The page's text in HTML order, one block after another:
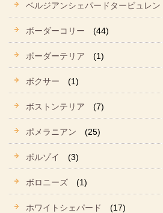
ベルジアンシェパードタービュレン
ボーダーコリー (44)
ボーダーテリア (1)
ボクサー (1)
ボストンテリア (7)
ポメラニアン (25)
ボルゾイ (3)
ボロニーズ (1)
ホワイトシェパード (17)